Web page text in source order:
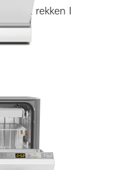
rekken I